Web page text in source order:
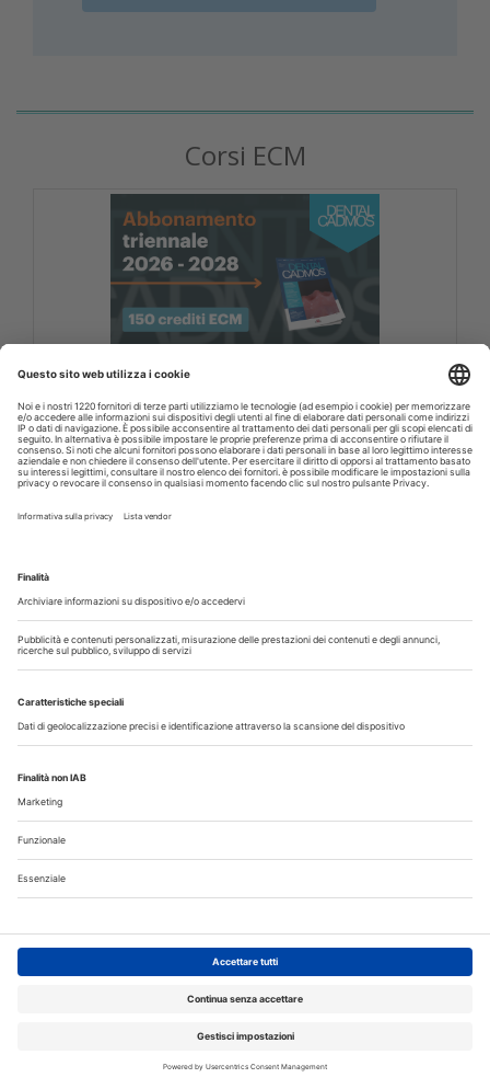
Corsi ECM
DENTAL CADMOS 2026 - 2028 triennale 150
crediti ECM
Corsi FAD odontoiatri DENTAL CADMOS triennale 150
crediti ECM
Crediti ECM:150 crediti
Prezzo: